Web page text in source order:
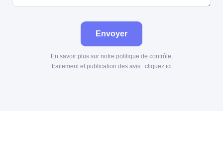
Envoyer
En savoir plus sur notre politique de contrôle,
traitement et publication des avis : cliquez ici